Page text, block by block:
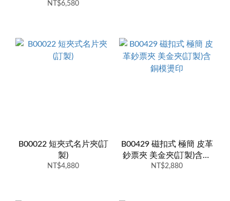
NT$6,580
B00022 短夾式名片夾(訂
製)
NT$4,880
B00429 磁扣式 極簡 皮革
鈔票夾 美金夾(訂製)含銅
模燙印
NT$2,880